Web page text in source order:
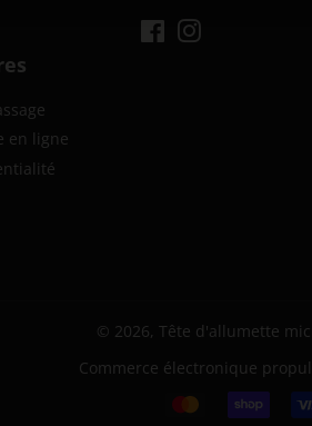
en ligne
Facebook
© 2026, Tête d'allumette
Commerce électronique
Icônes